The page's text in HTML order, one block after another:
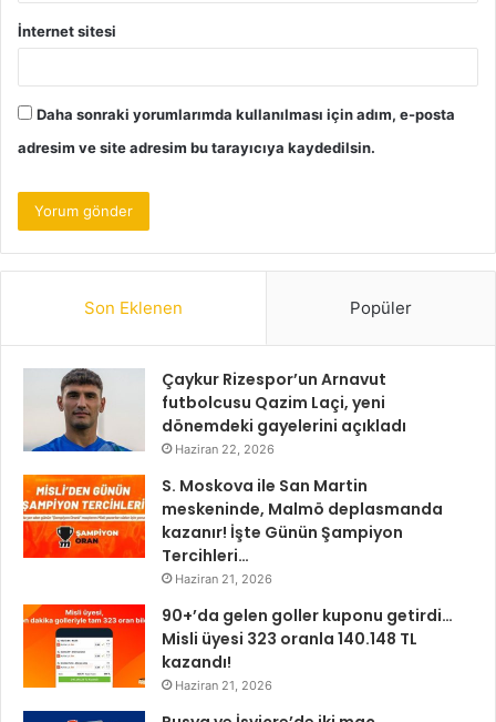
İnternet sitesi
Daha sonraki yorumlarımda kullanılması için adım, e-posta
adresim ve site adresim bu tarayıcıya kaydedilsin.
Son Eklenen Popüler
Çaykur Rizespor’un Arnavut
futbolcusu Qazim Laçi, yeni
dönemdeki gayelerini açıkladı
Haziran 22, 2026
S. Moskova ile San Martin
meskeninde, Malmö deplasmanda
kazanır! İşte Günün Şampiyon
Tercihleri…
Haziran 21, 2026
90+’da gelen goller kuponu getirdi…
Misli üyesi 323 oranla 140.148 TL
kazandı!
Haziran 21, 2026